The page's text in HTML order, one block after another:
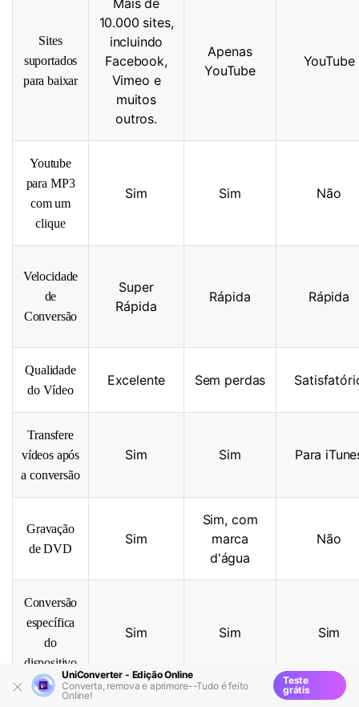
Sites
suportados
para baixar
Mais de
10.000 sites,
incluindo
Facebook,
Vimeo e
muitos
outros.
Apenas
YouTube
YouTube
Youtube
para MP3
com um
clique
Sim Sim Não
Velocidade
de
Conversão
Super
Rápida
Rápida Rápida
Qualidade
do Vídeo
Excelente Sem perdas
Transfere
vídeos após
a conversão
Sim Sim Para
Gravação
de DVD
Sim
Sim, com
marca
d'água
Não
Conversão
específica
do
dispositivo
Sim Sim Sim
UniConverter - Edição Online
Converta, remova e aprimore--Tudo é feito
Online!
Teste
grátis